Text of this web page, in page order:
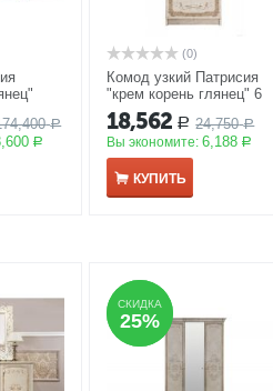
Р
Р
(0)
Комод узкий Патрисия
"крем корень глянец" 6
ящиков АКЦИЯ
18,562 Р 24,750 Р
Вы экономите:6,188 Р
КУПИТЬ
СКИДКА
25%
СКИДКА
25%